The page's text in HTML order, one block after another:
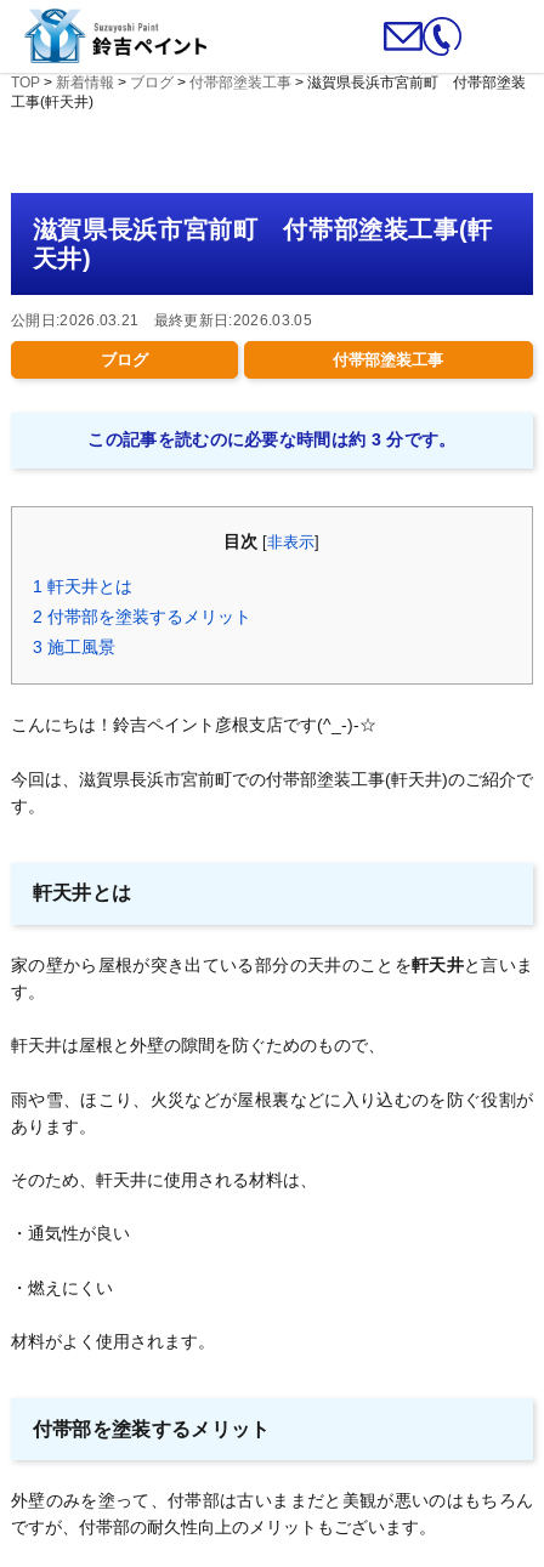
TOP> 新着情報 > ブログ> 付帯部塗装工事> 滋賀県長浜市宮前町 付帯部塗装
工事(軒天井)
滋賀県長浜市宮前町 付帯部塗装工事(軒
天井)
公開日:2026.03.21 最終更新日:2026.03.05
ブログ 付帯部塗装工事
この記事を読むのに必要な時間は約 3 分です。
目次 [非表示
1 軒天井とは
2 付帯部を塗装するメリット
3 施工風景
こんにちは！鈴吉ペイント彦根支店です(^_-)-☆
今回は、滋賀県長浜市宮前町での付帯部塗装工事(軒天井)のご紹介で
す。
軒天井とは
家の壁から屋根が突き出ている部分の天井のことを軒天井と言いま
す。
軒天井は屋根と外壁の隙間を防ぐためのもので、
雨や雪、ほこり、火災などが屋根裏などに入り込むのを防ぐ役割が
あります。
そのため、軒天井に使用される材料は、
・通気性が良い
・燃えにくい
材料がよく使用されます。
付帯部を塗装するメリット
外壁のみを塗って、付帯部は古いままだと美観が悪いのはもちろん
ですが、付帯部の耐久性向上のメリットもございます。